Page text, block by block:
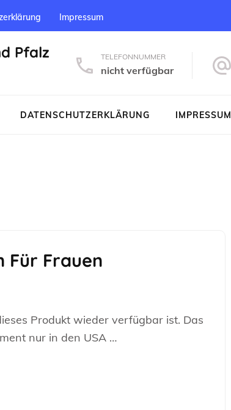
Impressum
Pfalz TELEFONNUMMER
nicht verfügbar
DATENSCHUTZERKLÄRUNG IMPRESSUM
Für Frauen
Produkt wieder verfügbar ist. Das
nur in den USA …